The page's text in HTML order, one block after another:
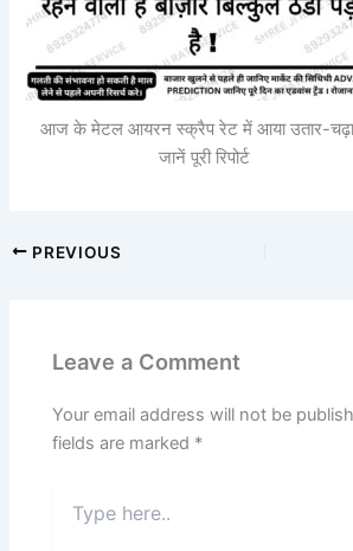
आज के मेटल आयरन स्क्रैप रेट में आया उतार-
जानें पूरी रिपोर्ट
PREVIOUS
Leave a Comment
Your email address will not be
fields are marked *
here..